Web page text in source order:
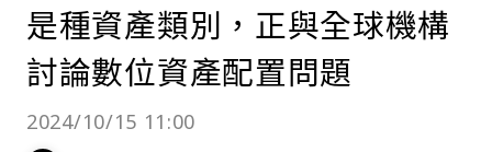
是種資產類別，正與全球機構
討論數位資產配置問題
2024/10/15 11:00